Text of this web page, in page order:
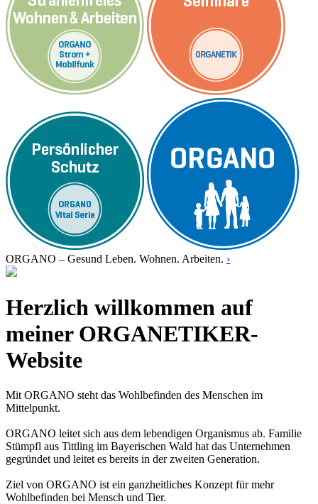
ORGANO – Gesund Leben. Wohnen. Arbeiten. ›
Herzlich willkommen auf
meiner ORGANETIKER-
Website
Mit ORGANO steht das Wohlbefinden des Menschen im
Mittelpunkt.
ORGANO leitet sich aus dem lebendigen Organismus ab. Familie
Stümpfl aus Tittling im Bayerischen Wald hat das Unternehmen
gegründet und leitet es bereits in der zweiten Generation.
Ziel von ORGANO ist ein ganzheitliches Konzept für mehr
Wohlbefinden bei Mensch und Tier.